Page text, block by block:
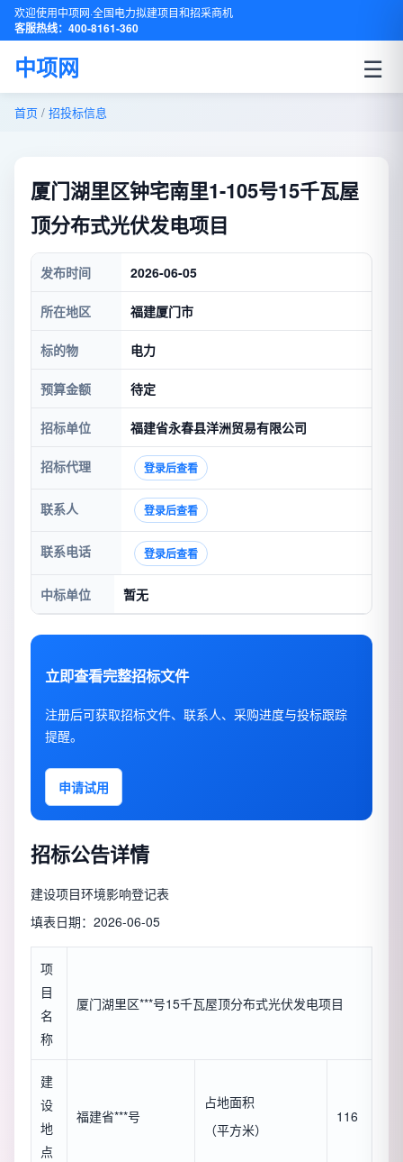
欢迎使用中项网·全国电力拟建项目和招采商机
客服热线：400-8161-360
中项网 ☰
首页 / 招投标信息
厦门湖里区钟宅南里1-105号15千瓦屋
顶分布式光伏发电项目
发布时间 2026-06-05
所在地区 福建厦门市
标的物 电力
预算金额 待定
招标单位 福建省永春县洋洲贸易有限公司
招标代理 登录后查看
联系人 登录后查看
联系电话 登录后查看
中标单位 暂无
立即查看完整招标文件
注册后可获取招标文件、联系人、采购进度与投标跟踪
提醒。
申请试用
招标公告详情
建设项目环境影响登记表
填表日期：2026-06-05
项
目
名
称
厦门湖里区***号15千瓦屋顶分布式光伏发电项目
建
设
地
点
福建省***号
占地面积
（平方米）
116